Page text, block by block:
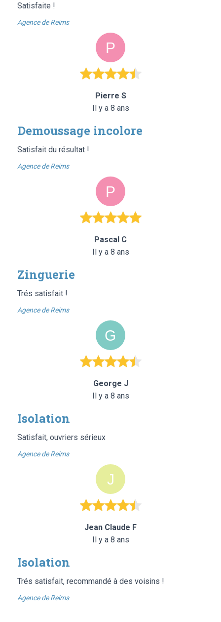
Satisfaite !
Agence de Reims
Pierre S
Il y a 8 ans
Demoussage incolore
Satisfait du résultat !
Agence de Reims
Pascal C
Il y a 8 ans
Zinguerie
Trés satisfait !
Agence de Reims
George J
Il y a 8 ans
Isolation
Satisfait, ouvriers sérieux
Agence de Reims
Jean Claude F
Il y a 8 ans
Isolation
Trés satisfait, recommandé à des voisins !
Agence de Reims